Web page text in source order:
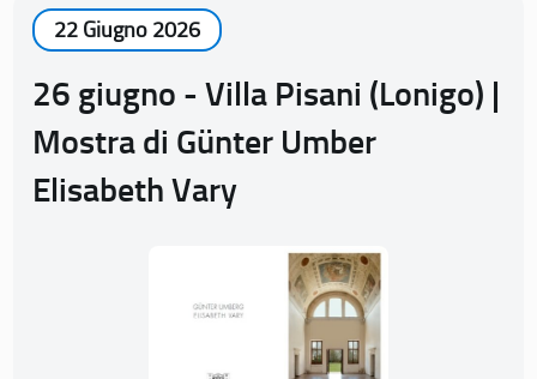
22 Giugno 2026
26 giugno - Villa Pisani (Lonigo) |
Mostra di Günter Umber
Elisabeth Vary